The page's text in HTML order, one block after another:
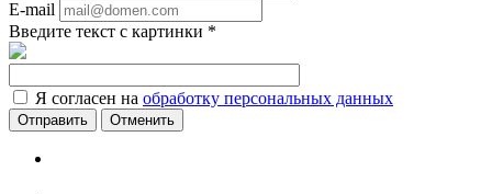
E-mail
Введите текст с картинки *
Я согласен на обработку персональных данных
Отменить